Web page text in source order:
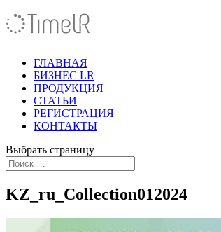
ГЛАВНАЯ
БИЗНЕС LR
ПРОДУКЦИЯ
СТАТЬИ
РЕГИСТРАЦИЯ
КОНТАКТЫ
Выбрать страницу
KZ_ru_Collection012024